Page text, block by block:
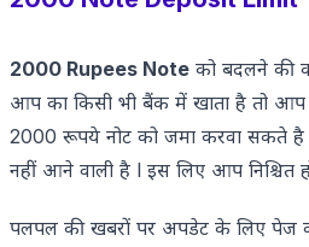
2000 Rupees Note को बदलने की
आप का किसी भी बैंक में खाता है तो
2000 रूपये नोट को जमा करवा सकते है
नहीं आने वाली है l इस लिए आप
पलपल की खबरों पर अपडेट के लिए पेज